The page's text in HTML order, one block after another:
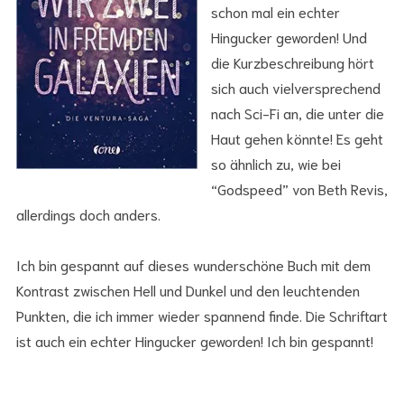
schon mal ein echter
Hingucker geworden! Und
die Kurzbeschreibung hört
sich auch vielversprechend
nach Sci-Fi an, die unter die
Haut gehen könnte! Es geht
so ähnlich zu, wie bei
“Godspeed” von Beth Revis,
allerdings doch anders.
Ich bin gespannt auf dieses wunderschöne Buch mit dem
Kontrast zwischen Hell und Dunkel und den leuchtenden
Punkten, die ich immer wieder spannend finde. Die Schriftart
ist auch ein echter Hingucker geworden! Ich bin gespannt!